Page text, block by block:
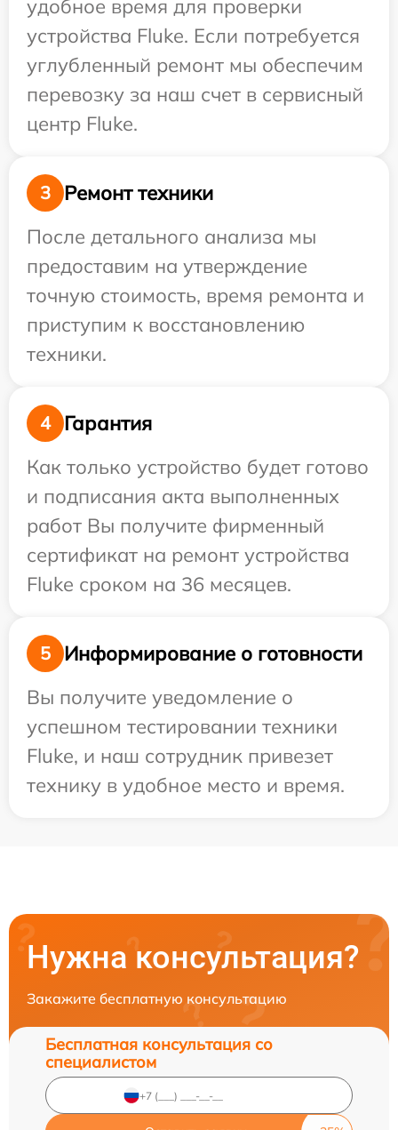
удобное время для проверки
устройства Fluke. Если потребуется
углубленный ремонт мы обеспечим
перевозку за наш счет в сервисный
центр Fluke.
3
Ремонт техники
После детального анализа мы
предоставим на утверждение
точную стоимость, время ремонта и
приступим к восстановлению
техники.
4
Гарантия
Как только устройство будет готово
и подписания акта выполненных
работ Вы получите фирменный
сертификат на ремонт устройства
Fluke сроком на 36 месяцев.
5
Информирование о готовности
Вы получите уведомление о
успешном тестировании техники
Fluke, и наш сотрудник привезет
технику в удобное место и время.
Нужна консультация?
Закажите бесплатную консультацию
Бесплатная консультация со
специалистом